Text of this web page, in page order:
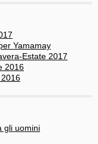
Yamamay
Estate 2017
2016
gli uomini